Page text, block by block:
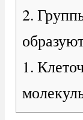
2.
1.